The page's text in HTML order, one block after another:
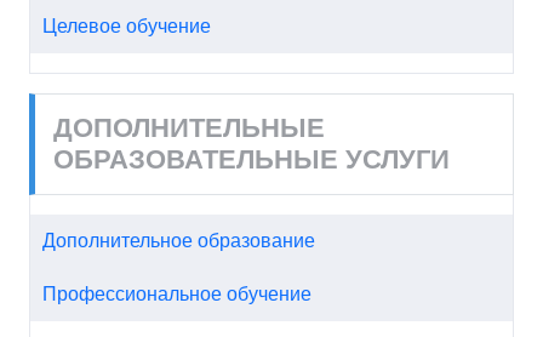
Целевое обучение
ДОПОЛНИТЕЛЬНЫЕ
ОБРАЗОВАТЕЛЬНЫЕ УСЛУГИ
Дополнительное образование
Профессиональное обучение